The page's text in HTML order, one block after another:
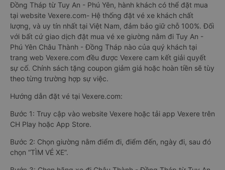
Đồng Tháp từ Tuy An - Phú Yên, hành khách có thể đặt mua
tại website Vexere.com- Hệ thống đặt vé xe khách chất
lượng, và uy tín nhất tại Việt Nam, đảm bảo giữ chỗ 100%. Đối
với bất cứ giao dịch đặt mua vé xe giường nằm đi Tuy An -
Phú Yên Châu Thành - Đồng Tháp nào của quý khách tại
trang web Vexere.com đều được Vexere cam kết giải quyết
sự cố. Chính sách tặng coupon giảm giá hoặc hoàn tiền sẽ tùy
theo từng trường hợp sự việc.
Hướng dẫn đặt vé tại Vexere.com:
Bước 1: Truy cập vào website Vexere hoặc tải app Vexere trên
CH Play hoặc App Store.
Bước 2: Chọn giường nằm điểm đi, điểm đến, ngày đi, sau đó
chọn “TÌM VÉ XE”.